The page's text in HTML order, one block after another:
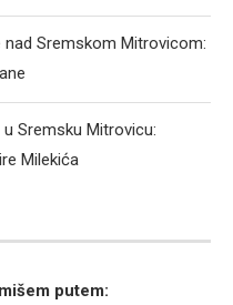
nad Sremskom Mitrovicom:
Sremsku Mitrovicu:
Milekića
putem: